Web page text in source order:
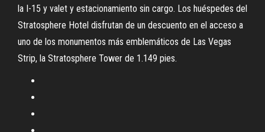
la I-15 y valet y estacionamiento sin cargo. Los huéspedes del
Stratosphere Hotel disfrutan de un descuento en el acceso a
uno de los monumentos más emblemáticos de Las Vegas
Strip, la Stratosphere Tower de 1.149 pies.